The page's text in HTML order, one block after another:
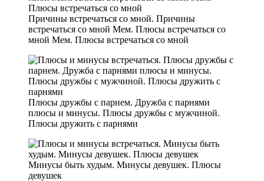
Причины встречаться со мной. Причины
встречаться со мной Мем. Плюсы встречаться со
мной Мем. Плюсы встречаться со мной
Плюсы дружбы с парнем. Дружба с парнями
плюсы и минусы. Плюсы дружбы с мужчиной.
Плюсы дружить с парнями
Минусы быть худым. Минусы девушек. Плюсы
девушек